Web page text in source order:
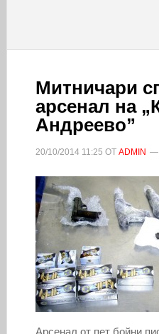
Митничари
арсенал на
Андреево”
20/10/2014 11:25 ОТ ADMIN
Арсенал от пет бойни